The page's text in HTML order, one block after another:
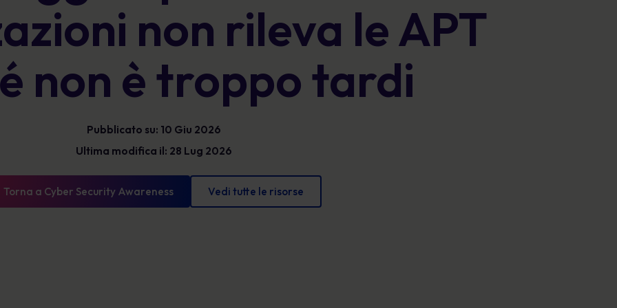
l'esposizione e mostrare progressi misurabili.
e proteggere la reputazione.
Glossario
Le definizioni di sicurezza informatica che devi
conoscere
Immagini coinvolgenti che rafforzano il
comportamento sicuro ogni giorno.
non rileva le APT
non è troppo tardi
Pubblicato su: 10 Giu 2026
Ultima modifica il: 28 Lug 2026
Torna a Cyber Security Awareness Vedi tutte le risorse